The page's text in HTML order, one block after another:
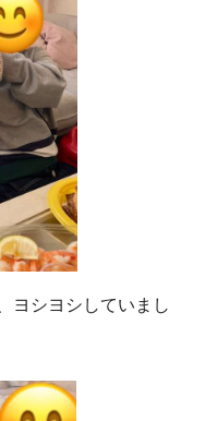
ヨシヨシしていまし